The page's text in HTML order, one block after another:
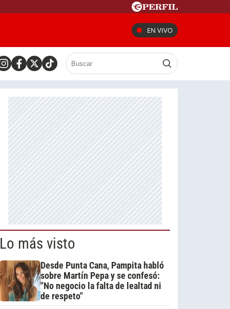
EN VIVO
Lo más visto
Desde Punta Cana, Pampita habló
sobre Martín Pepa y se confesó:
"No negocio la falta de lealtad ni
de respeto"